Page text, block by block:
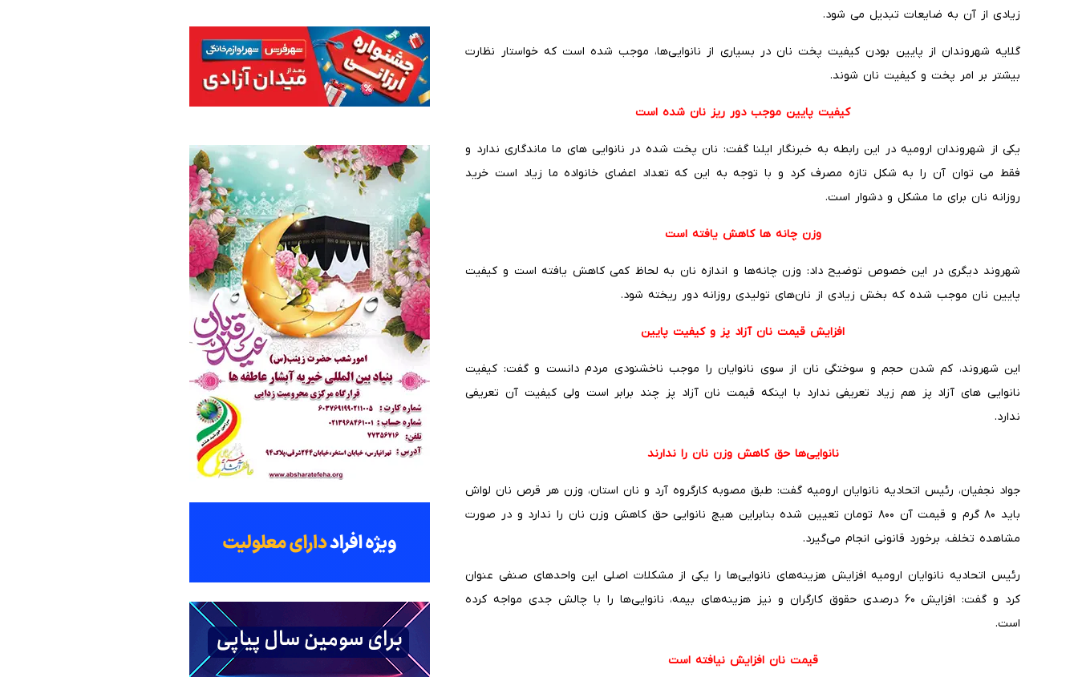
زیادی از آن به ضایعات تبدیل می شود.
گلایه شهروندان از پایین بودن کیفیت پخت نان در بسیاری از نانوایی‌ها، موجب شده است که خواستار نظارت
بیشتر بر امر پخت و کیفیت نان شوند.
کیفیت پایین موجب دور ریز نان شده است
یکی از شهروندان ارومیه در این رابطه به خبرنگار ایلنا گفت: نان پخت شده در نانوایی های ما ماندگاری ندارد و
فقط می توان آن را به شکل تازه مصرف کرد و با توجه به این که تعداد اعضای خانواده ما زیاد است خرید
روزانه نان برای ما مشکل و دشوار است.
وزن چانه ها کاهش یافته است
شهروند دیگری در این خصوص توضیح داد: وزن چانه‌ها و اندازه نان به لحاظ کمی کاهش یافته است و کیفیت
پایین نان موجب شده که بخش زیادی از نان‌های تولیدی روزانه دور ریخته شود.
افزایش قیمت نان آزاد پز و کیفیت پایین
این شهروند، کم شدن حجم و سوختگی نان از سوی نانوایان را موجب ناخشنودی مردم دانست و گفت: کیفیت
نانوایی های آزاد پز هم زیاد تعریفی ندارد با اینکه قیمت نان آزاد پز چند برابر است ولی کیفیت آن تعریفی
ندارد.
نانوایی‌ها حق کاهش وزن نان را ندارند
جواد نجفیان، رئیس اتحادیه نانوایان ارومیه گفت: طبق مصوبه کارگروه آرد و نان استان، وزن هر قرص نان لواش
باید ۸۰ گرم و قیمت آن ۸۰۰ تومان تعیین شده بنابراین هیچ نانوایی حق کاهش وزن نان را ندارد و در صورت
مشاهده تخلف، برخورد قانونی انجام می‌گیرد.
رئیس اتحادیه نانوایان ارومیه افزایش هزینه‌های نانوایی‌ها را یکی از مشکلات اصلی این واحدهای صنفی عنوان
کرد و گفت: افزایش ۶۰ درصدی حقوق کارگران و نیز هزینه‌های بیمه، نانوایی‌ها را با چالش جدی مواجه کرده
است.
قیمت نان افزایش نیافته است